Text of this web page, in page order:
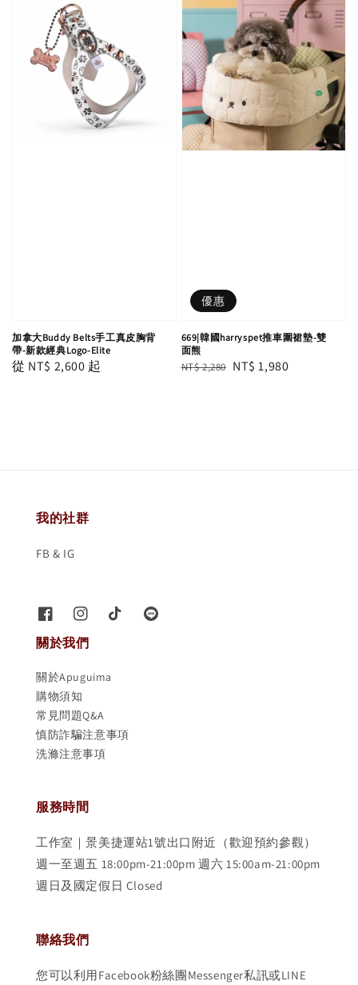
加拿大Buddy Belts手工真皮胸背
帶-新款經典Logo-Elite
Regular
從 NT$ 2,600 起
優惠
669|韓國harryspet推車圍裙墊-雙
面熊
Regular
NT$ 2,280 Sale
NT$ 1,980
我的社群
FB & IG
關於我們
關於Apuguima
購物須知
常見問題Q&A
慎防詐騙注意事項
洗滌注意事項
服務時間
工作室｜景美捷運站1號出口附近（歡迎預約參觀）
週一至週五 18:00pm-21:00pm 週六 15:00am-21:00pm
週日及國定假日 Closed
聯絡我們
您可以利用Facebook粉絲團Messenger私訊或LINE